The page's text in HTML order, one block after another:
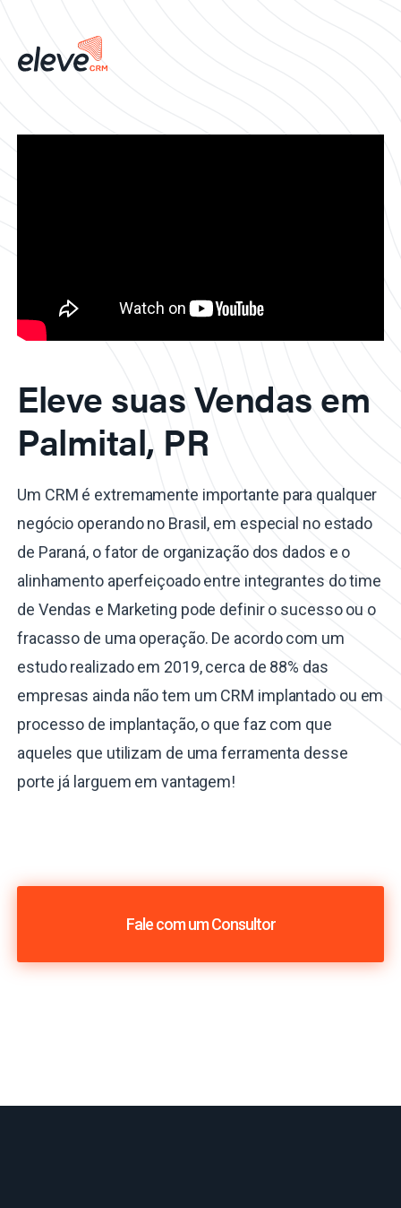
Eleve suas Vendas em
Palmital, PR
Um CRM é extremamente importante para qualquer
negócio operando no Brasil, em especial no estado
de Paraná, o fator de organização dos dados e o
alinhamento aperfeiçoado entre integrantes do time
de Vendas e Marketing pode definir o sucesso ou o
fracasso de uma operação. De acordo com um
estudo realizado em 2019, cerca de 88% das
empresas ainda não tem um CRM implantado ou em
processo de implantação, o que faz com que
aqueles que utilizam de uma ferramenta desse
porte já larguem em vantagem!
Fale com um Consultor